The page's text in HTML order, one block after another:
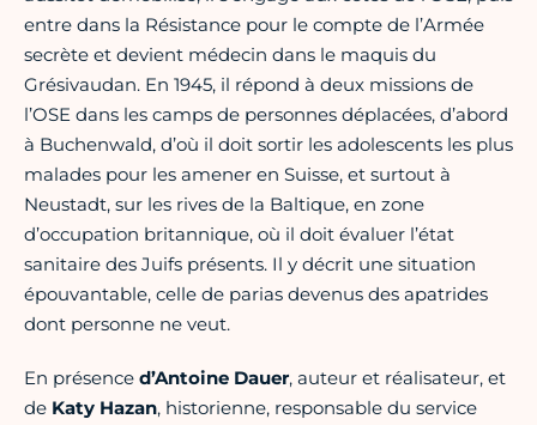
entre dans la Résistance pour le compte de l’Armée
secrète et devient médecin dans le maquis du
Grésivaudan. En 1945, il répond à deux missions de
l’OSE dans les camps de personnes déplacées, d’abord
à Buchenwald, d’où il doit sortir les adolescents les plus
malades pour les amener en Suisse, et surtout à
Neustadt, sur les rives de la Baltique, en zone
d’occupation britannique, où il doit évaluer l’état
sanitaire des Juifs présents. Il y décrit une situation
épouvantable, celle de parias devenus des apatrides
dont personne ne veut.
En présence d’Antoine Dauer, auteur et réalisateur, et
de Katy Hazan, historienne, responsable du service